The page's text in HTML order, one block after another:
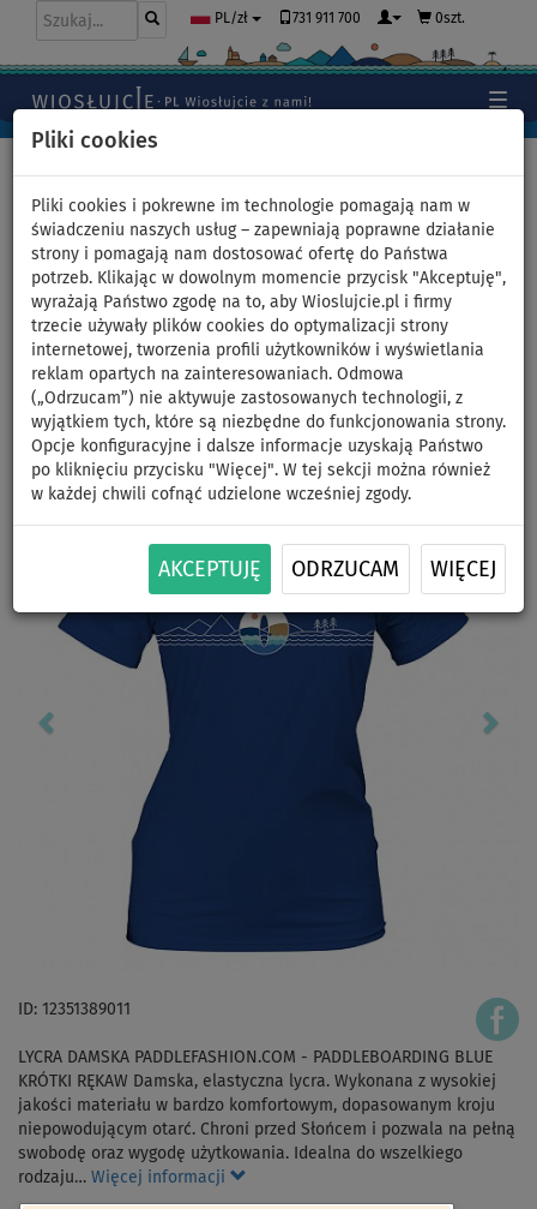
Pliki cookies
Pliki cookies i pokrewne im technologie pomagają nam w
świadczeniu naszych usług – zapewniają poprawne działanie
strony i pomagają nam dostosować ofertę do Państwa
potrzeb. Klikając w dowolnym momencie przycisk "Akceptuję",
wyrażają Państwo zgodę na to, aby Wioslujcie.pl i firmy
trzecie używały plików cookies do optymalizacji strony
internetowej, tworzenia profili użytkowników i wyświetlania
reklam opartych na zainteresowaniach. Odmowa
(„Odrzucam”) nie aktywuje zastosowanych technologii, z
wyjątkiem tych, które są niezbędne do funkcjonowania strony.
Opcje konfiguracyjne i dalsze informacje uzyskają Państwo
po kliknięciu przycisku "Więcej". W tej sekcji można również
w każdej chwili cofnąć udzielone wcześniej zgody.
AKCEPTUJĘ ODRZUCAM WIĘCEJ
PL/zł 731 911 700 0szt.
Koszulka damska lycra
PADDLEBOARDING BLUE -
krótki rękaw - rozmiar: S
Previous Next
ID: 12351389011
LYCRA DAMSKA PADDLEFASHION.COM - PADDLEBOARDING BLUE
KRÓTKI RĘKAW Damska, elastyczna lycra. Wykonana z wysokiej
jakości materiału w bardzo komfortowym, dopasowanym kroju
niepowodującym otarć. Chroni przed Słońcem i pozwala na pełną
swobodę oraz wygodę użytkowania. Idealna do wszelkiego
rodzaju… Więcej informacji